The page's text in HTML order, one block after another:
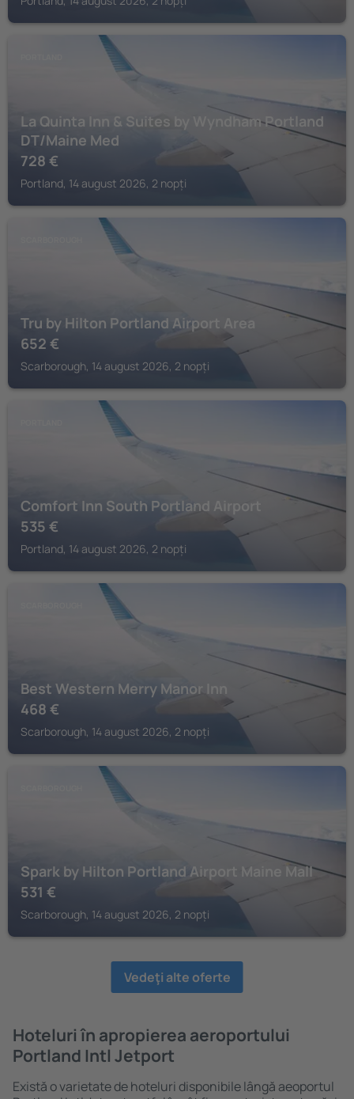
La Quinta Inn & Suites by Wyndham Portland
DT/Maine Med
728 €
Portland, 14 august 2026, 2 nopți
Tru by Hilton Portland Airport Area
652 €
Scarborough, 14 august 2026, 2 nopți
Comfort Inn South Portland Airport
535 €
Portland, 14 august 2026, 2 nopți
Best Western Merry Manor Inn
468 €
Scarborough, 14 august 2026, 2 nopți
Spark by Hilton Portland Airport Maine Mall
531 €
Scarborough, 14 august 2026, 2 nopți
Vedeţi alte oferte
Hoteluri în apropierea aeroportului
Portland Intl Jetport
Există o varietate de hoteluri disponibile lângă aeoportul